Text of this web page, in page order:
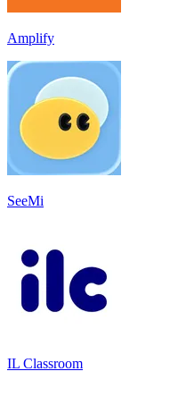
Amplify
SeeMi
IL Classroom